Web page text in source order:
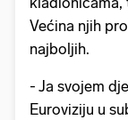
Većina njih
najboljih.
- Ja svojem
Euroviziju u